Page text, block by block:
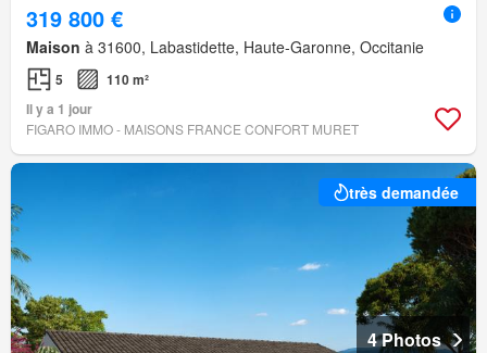
319 800 €
Maison à 31600, Labastidette, Haute-Garonne, Occitanie
5
110 m²
Il y a 1 jour
FIGARO IMMO - MAISONS FRANCE CONFORT MURET
très demandée
4 Photos